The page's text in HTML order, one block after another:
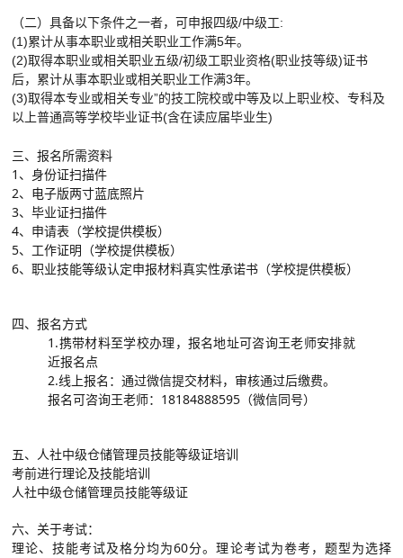
（二）具备以下条件之一者，可申报四级/中级工:
(1)累计从事本职业或相关职业工作满5年。
(2)取得本职业或相关职业五级/初级工职业资格(职业技等级)证书
后，累计从事本职业或相关职业工作满3年。
(3)取得本专业或相关专业”的技工院校或中等及以上职业校、专科及
以上普通高等学校毕业证书(含在读应届毕业生)
三、报名所需资料
1、身份证扫描件
2、电子版两寸蓝底照片
3、毕业证扫描件
4、申请表（学校提供模板）
5、工作证明（学校提供模板）
6、职业技能等级认定申报材料真实性承诺书（学校提供模板）
四、报名方式
1.携带材料至学校办理，报名地址可咨询王老师安排就
近报名点
2.线上报名：通过微信提交材料，审核通过后缴费。
报名可咨询王老师：18184888595（微信同号）
五、人社中级仓储管理员技能等级证培训
考前进行理论及技能培训
人社中级仓储管理员技能等级证
六、关于考试：
理论、技能考试及格分均为60分。理论考试为卷考，题型为选择